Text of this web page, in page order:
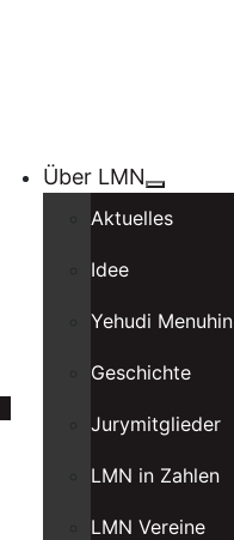
Über LMN
Aktuelles
Idee
Yehudi Menuhin
Geschichte
Jurymitglieder
LMN in Zahlen
LMN Vereine